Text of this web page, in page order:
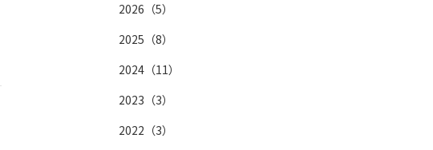
2026（5）
2025（8）
2024（11）
2023（3）
2022（3）